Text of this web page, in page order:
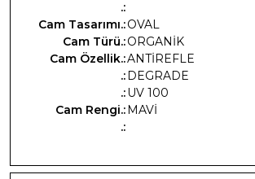
.:
Cam Tasarımı.:OVAL
Cam Türü.:ORGANİK
Cam Özellik.:ANTİREFLE
.:DEGRADE
.:UV 100
Cam Rengi.:MAVİ
.: